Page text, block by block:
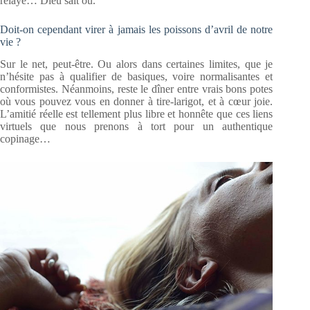
Doit-on cependant virer à jamais les poissons d’avril de notre
vie ?
Sur le net, peut-être. Ou alors dans certaines limites, que je
n’hésite pas à qualifier de basiques, voire normalisantes et
conformistes. Néanmoins, reste le dîner entre vrais bons potes
où vous pouvez vous en donner à tire-larigot, et à cœur joie.
L’amitié réelle est tellement plus libre et honnête que ces liens
virtuels que nous prenons à tort pour un authentique
copinage…